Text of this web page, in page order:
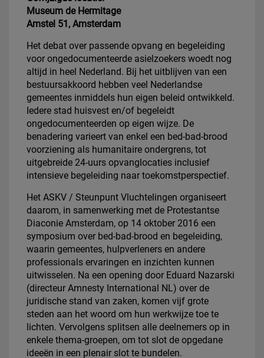
Museum de Hermitage
Amstel 51, Amsterdam
Het debat over passende opvang en begeleiding
voor ongedocumenteerde asielzoekers woedt nog
altijd in heel Nederland. Bij het uitblijven van een
bestuursakkoord hebben veel Nederlandse
gemeentes inmiddels hun eigen beleid ontwikkeld.
Iedere stad huisvest en/of begeleidt
ongedocumenteerden op eigen wijze. De
benadering varieert van enkel een bed-bad-brood
voorziening als humanitaire ondergrens, tot
uitgebreide 24-uurs opvanglocaties inclusief
intensieve begeleiding naar toekomstperspectief.
Het ASKV / Steunpunt Vluchtelingen organiseert
daarom, in samenwerking met de Protestantse
Diaconie Amsterdam, op 14 oktober 2016 een
symposium over bed-bad-brood en begeleiding,
waarin gemeentes, hulpverleners en andere
professionals ervaringen en inzichten kunnen
uitwisselen. Na een opening door Eduard Nazarski
(directeur Amnesty International NL) over de
juridische stand van zaken, komen vijf grote
steden aan het woord om hun werkwijze toe te
lichten. Vervolgens splitsen alle deelnemers op in
enkele thema-groepen, om tot slot de opgedane
ideeën in een plenair slot te bundelen.